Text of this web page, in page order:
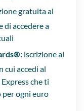
gratuita al
di accedere a
iscrizione al
cui accedi al
che ti
per ogni euro